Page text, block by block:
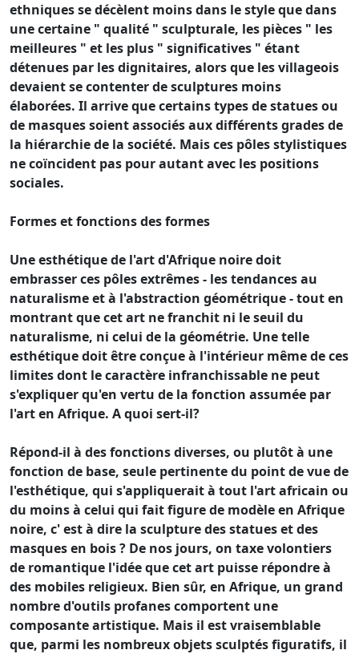
ethniques se décèlent moins dans le style que dans
une certaine " qualité " sculpturale, les pièces " les
meilleures " et les plus " significatives " étant
détenues par les dignitaires, alors que les villageois
devaient se contenter de sculptures moins
élaborées. Il arrive que certains types de statues ou
de masques soient associés aux différents grades de
la hiérarchie de la société. Mais ces pôles stylistiques
ne coïncident pas pour autant avec les positions
sociales.
Formes et fonctions des formes
Une esthétique de l'art d'Afrique noire doit
embrasser ces pôles extrêmes - les tendances au
naturalisme et à l'abstraction géométrique - tout en
montrant que cet art ne franchit ni le seuil du
naturalisme, ni celui de la géométrie. Une telle
esthétique doit être conçue à l'intérieur même de ces
limites dont le caractère infranchissable ne peut
s'expliquer qu'en vertu de la fonction assumée par
l'art en Afrique. A quoi sert-il?
Répond-il à des fonctions diverses, ou plutôt à une
fonction de base, seule pertinente du point de vue de
l'esthétique, qui s'appliquerait à tout l'art africain ou
du moins à celui qui fait figure de modèle en Afrique
noire, c' est à dire la sculpture des statues et des
masques en bois ? De nos jours, on taxe volontiers
de romantique l'idée que cet art puisse répondre à
des mobiles religieux. Bien sûr, en Afrique, un grand
nombre d'outils profanes comportent une
composante artistique. Mais il est vraisemblable
que, parmi les nombreux objets sculptés figuratifs, il